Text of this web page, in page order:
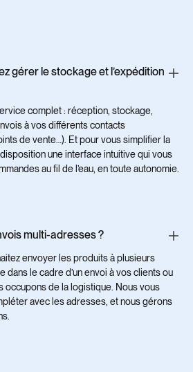
gérer le stockage et l’expédition
complet : réception, stockage,
à vos différents contacts
de vente…). Et pour vous simplifier la
une interface intuitive qui vous
au fil de l’eau, en toute autonomie.
multi-adresses ?
envoyer les produits à plusieurs
dans le cadre d’un envoi à vos clients ou
occupons de la logistique. Nous vous
avec les adresses, et nous gérons